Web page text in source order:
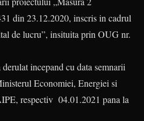
din 23.12.2020, inscris in cadrul
de lucru”, insituita prin OUG nr.
incepand cu data semnarii
Economiei, Energiei si
respectiv 04.01.2021 pana la